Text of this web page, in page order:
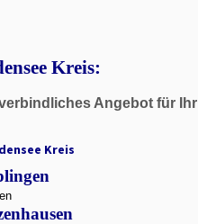
Kreis:
Angebot für Ihr